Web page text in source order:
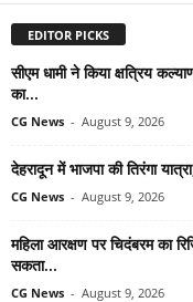
EDITOR PICKS
सीएम धामी ने किया क्षत्रिय
का...
CG News - August 9, 2026
देहरादून में भाजपा की तिरंगा
CG News - August 9, 2026
महिला आरक्षण पर चिदंबरम का
सकता...
CG News - August 9, 2026